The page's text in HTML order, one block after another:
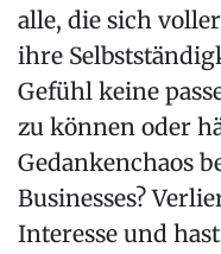
alle, die sich
ihre
Gefühl keine
zu können oder
Gedankenchaos
Businesses?
Interesse und